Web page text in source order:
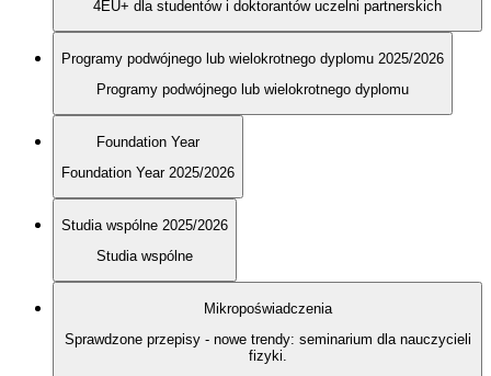
4EU+ dla studentów i doktorantów uczelni partnerskich
Programy podwójnego lub wielokrotnego dyplomu 2025/2026
Programy podwójnego lub wielokrotnego dyplomu
Foundation Year
Foundation Year 2025/2026
Studia wspólne 2025/2026
Studia wspólne
Mikropoświadczenia
Sprawdzone przepisy - nowe trendy: seminarium dla nauczycieli
fizyki.